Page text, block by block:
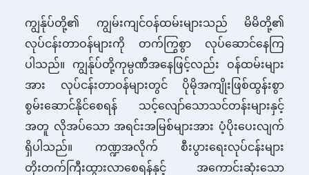
ကျွန်ုပ်တို့၏ ကျွမ်းကျင်ဝန်ထမ်းများသည် မိမိတို့၏
လုပ်ငန်းတာဝန်များကို တက်ကြွစွာ လုပ်ဆောင်နေကြ
ပါသည်။ ကျွန်ုပ်တို့ကုမ္ပဏီအနေဖြင့်လည်း ဝန်ထမ်းများ
အား လုပ်ငန်းတာဝန်များတွင် ပိုမိုအကျိုးဖြစ်ထွန်းစွာ
စွမ်းဆောင်နိုင်စေရန် သင့်လျော်သောသင်တန်းများနှင့်
အတူ လိုအပ်သော အရင်းအမြစ်များအား ပံ့ပိုးပေးလျက်
ရှိပါသည်။ ကဏ္ဍအလိုက် စီးပွားရေးလုပ်ငန်းများ
တိုးတက်ကြီးထွားလာစေရန်နှင့် အကောင်းဆုံးသော